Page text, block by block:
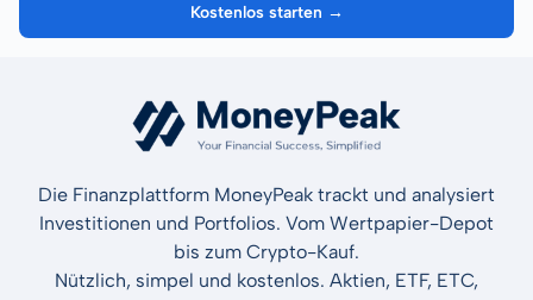
Kostenlos starten →
Die Finanzplattform MoneyPeak trackt und analysiert
Investitionen und Portfolios. Vom Wertpapier-Depot
bis zum Crypto-Kauf.
Nützlich, simpel und kostenlos. Aktien, ETF, ETC,